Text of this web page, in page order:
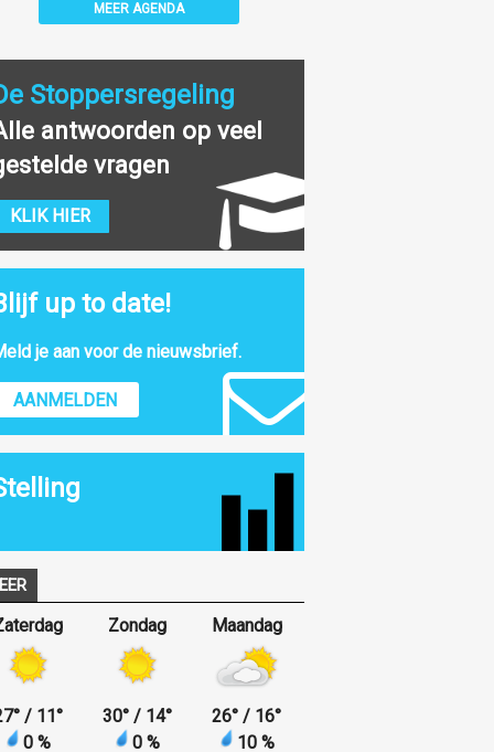
MEER AGENDA
Stoppersregeling
antwoorden op veel
vragen
KLIK HIER
up to date!
je aan voor de nieuwsbrief.
AANMELDEN
° / 11 °
0 %
Zondag
30° / 14°
0 %
Maandag
26° / 16°
10 %